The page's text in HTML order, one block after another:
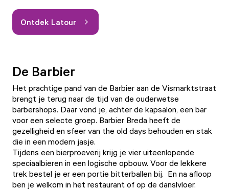
Ontdek Latour
De Barbier
Het prachtige pand van de Barbier aan de Vismarktstraat
brengt je terug naar de tijd van de ouderwetse
barbershops. Daar vond je, achter de kapsalon, een bar
voor een selecte groep. Barbier Breda heeft de
gezelligheid en sfeer van the old days behouden en stak
die in een modern jasje.
Tijdens een bierproeverij krijg je vier uiteenlopende
speciaalbieren in een logische opbouw. Voor de lekkere
trek bestel je er een portie bitterballen bij. En na afloop
ben je welkom in het restaurant of op de danslvloer.